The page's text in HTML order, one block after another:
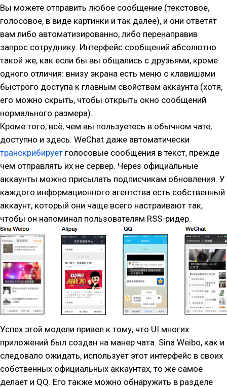
Вы можете отправить любое сообщение (текстовое,
голосовое, в виде картинки и так далее), и они ответят
вам либо автоматизированно, либо перенаправив
запрос сотруднику. Интерфейс сообщений абсолютно
такой же, как если бы вы общались с друзьями, кроме
одного отличия: внизу экрана есть меню с клавишами
быстрого доступа к главным свойствам аккаунта (хотя,
его можно скрыть, чтобы открыть окно сообщений
нормального размера).
Кроме того, всё, чем вы пользуетесь в обычном чате,
доступно и здесь. WeChat даже автоматически
транскрибирует голосовые сообщения в текст, прежде
чем отправлять их не сервер. Через официальные
аккаунты можно присылать подписчикам обновления. У
каждого информационного агентства есть собственный
аккаунт, который они чаще всего настраивают так,
чтобы он напоминал пользователям RSS-ридер.
Успех этой модели привел к тому, что UI многих
приложений был создан на манер чата. Sina Weibo, как и
следовало ожидать, использует этот интерфейс в своих
собственных официальных аккаунтах, то же самое
делает и QQ. Его также можно обнаружить в разделе